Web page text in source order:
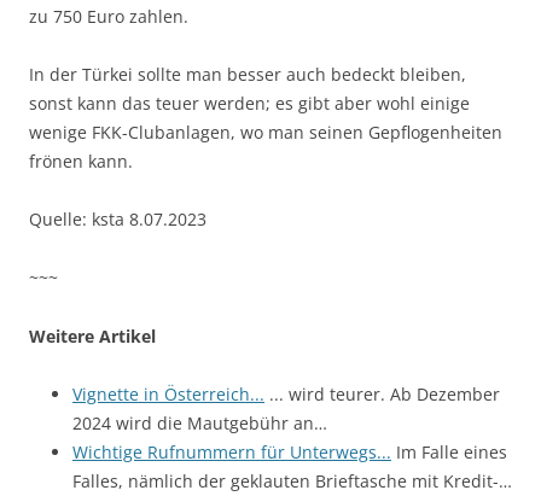
zu 750 Euro zahlen.
In der Türkei sollte man besser auch bedeckt bleiben,
sonst kann das teuer werden; es gibt aber wohl einige
wenige FKK-Clubanlagen, wo man seinen Gepflogenheiten
frönen kann.
Quelle: ksta 8.07.2023
~~~
Weitere Artikel
Vignette in Österreich... ... wird teurer. Ab Dezember
2024 wird die Mautgebühr an…
Wichtige Rufnummern für Unterwegs... Im Falle eines
Falles, nämlich der geklauten Brieftasche mit Kredit-…